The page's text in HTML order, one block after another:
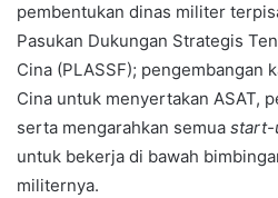
pembentukan dinas militer
Pasukan Dukungan Strategis
Cina (PLASSF); pengembangan
Cina untuk menyertakan ASAT,
serta mengarahkan semua start-
untuk bekerja di bawah
militernya.